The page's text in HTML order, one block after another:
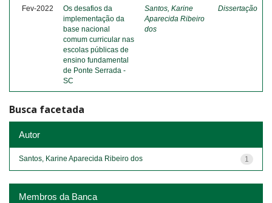
Fev-2022
Os desafios da
implementação da
base nacional
comum curricular nas
escolas públicas de
ensino fundamental
de Ponte Serrada -
SC
Santos, Karine
Aparecida Ribeiro
dos
Dissertação
Busca facetada
Autor
1
Santos, Karine Aparecida Ribeiro dos
Membros da Banca